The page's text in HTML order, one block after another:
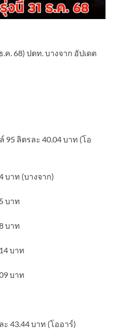
. 68) ปตท. บางจาก อัปเดต
95 ลิตรละ 40.04 บาท (โอ
บาท (บางจาก)
บาท
บาท
บาท
บาท
43.44 บาท (โออาร์)